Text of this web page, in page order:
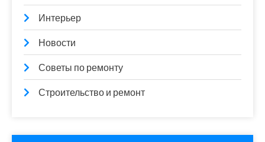
Интерьер
Новости
Советы по ремонту
Строительство и ремонт